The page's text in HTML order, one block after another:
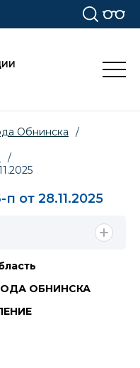
Обнинска
/
/
от 28.11.2025
ОБНИНСКА